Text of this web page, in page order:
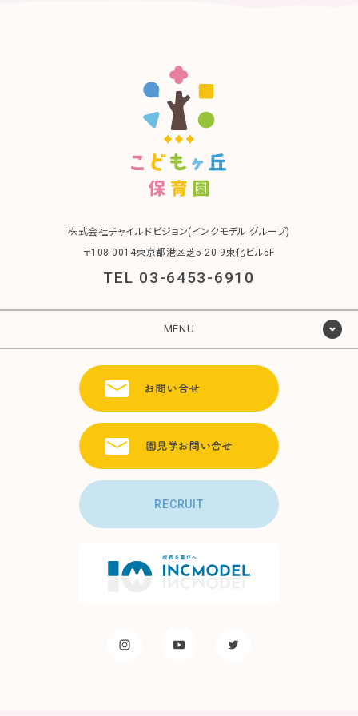
株式会社チャイルドビジョン(インクモデル グループ)
〒108-0014東京都港区芝5-20-9東化ビル5F
TEL 03-6453-6910
MENU
RECRUIT